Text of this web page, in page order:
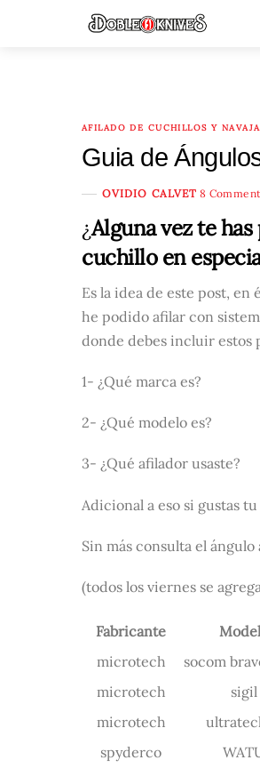
Menu
AFILADO DE CUCHILLOS Y
Guia de
OVIDIO CALVET 8
¿Alguna vez te
cuchillo en
Es la idea de este post, en
he podido afilar con
donde debes incluir estos
1- ¿Qué marca es?
2- ¿Qué modelo es?
3- ¿Qué afilador usaste?
Adicional a eso si gustas
Sin más consulta el
(todos los viernes se
Fabricante
microtech
socom
microtech
sigil
microtech
spyderco